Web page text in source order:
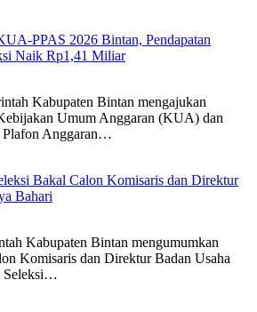
PPAS 2026 Bintan, Pendapatan
Naik Rp1,41 Miliar
Kabupaten Bintan mengajukan
Umum Anggaran (KUA) dan
Plafon Anggaran…
Bakal Calon Komisaris dan Direktur
Bahari
Kabupaten Bintan mengumumkan
Komisaris dan Direktur Badan Usaha
Seleksi…